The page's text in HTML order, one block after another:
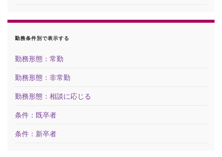
勤務条件別で表示する
勤務形態：常勤
勤務形態：非常勤
勤務形態：相談に応じる
条件：既卒者
条件：新卒者